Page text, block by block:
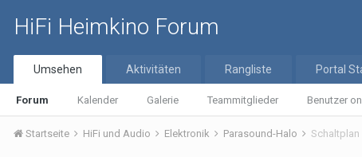
HiFi Heimkino Forum
Umsehen
Forum Kalender Galerie Teammitglieder Benutzer
Aktivitäten Rangliste Portal
Startseite HiFi und Audio Elektronik Parasound-Halo Schaltplan